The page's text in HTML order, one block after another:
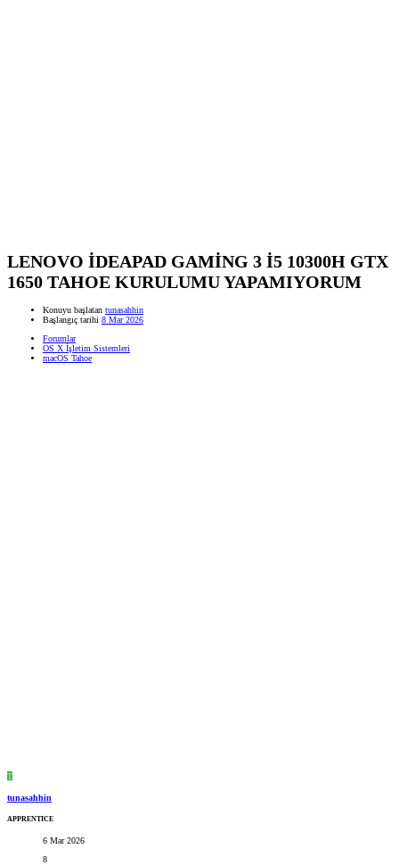
LENOVO İDEAPAD GAMİNG 3 İ5 10300H GTX
1650 TAHOE KURULUMU YAPAMIYORUM
Konuyu başlatan tunasahhin
Başlangıç tarihi 8 Mar 2026
Forumlar
OS X İşletim Sistemleri
macOS Tahoe
T
tunasahhin
APPRENTICE
6 Mar 2026
8